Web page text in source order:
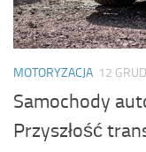
MOTORYZACJA 12
Samochody
Przyszłość